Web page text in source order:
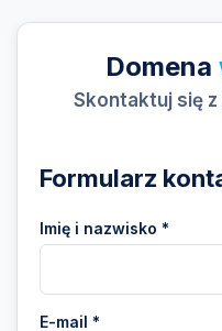
Domena
Skontaktuj się
Formularz
Imię i nazwisko *
E-mail *